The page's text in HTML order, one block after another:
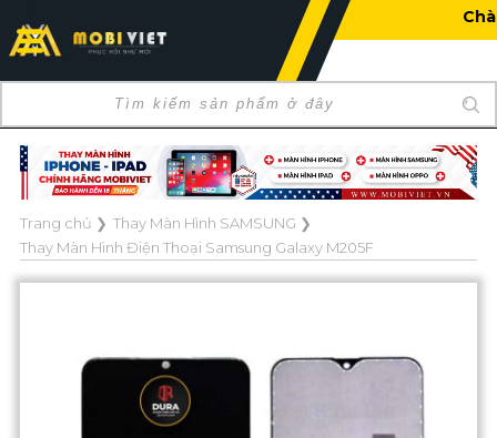
Chào mừng bạn đến với
Trang chủ ❯ Thay Màn Hình SAMSUNG ❯
Thay Màn Hình Điện Thoại Samsung Galaxy M205F